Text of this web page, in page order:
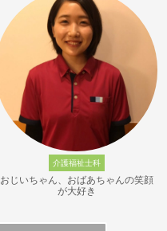
介護福祉士科
おじいちゃん、おばあちゃんの笑顔
が大好き